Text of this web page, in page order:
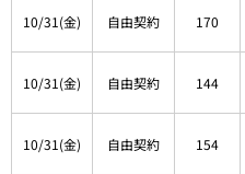
10/31(金) 自由契約 170
10/31(金) 自由契約 144
10/31(金) 自由契約 154